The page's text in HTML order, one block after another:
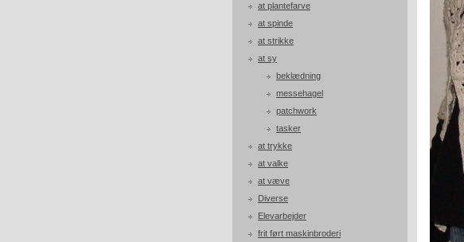
at plantefarve
at spinde
at strikke
at sy
beklædning
messehagel
patchwork
tasker
at trykke
at valke
at væve
Diverse
Elevarbejder
frit ført maskinbroderi